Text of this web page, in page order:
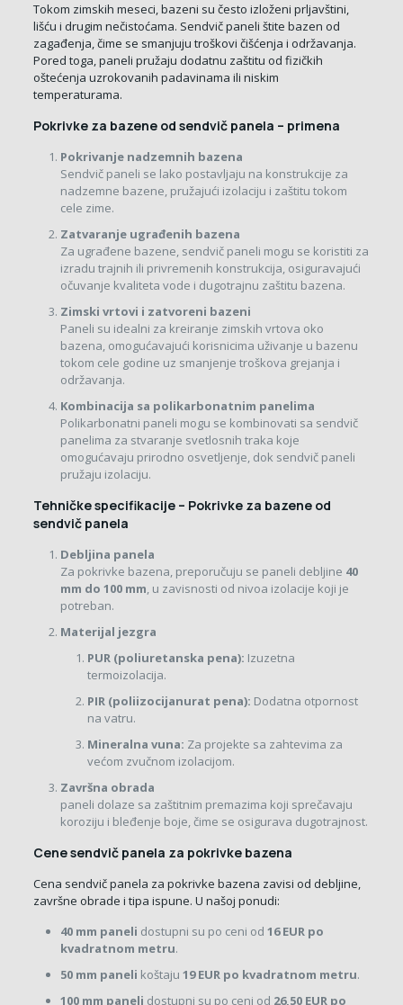
Tokom zimskih meseci, bazeni su često izloženi prljavštini,
lišću i drugim nečistoćama. Sendvič paneli štite bazen od
zagađenja, čime se smanjuju troškovi čišćenja i održavanja.
Pored toga, paneli pružaju dodatnu zaštitu od fizičkih
oštećenja uzrokovanih padavinama ili niskim
temperaturama.
Pokrivke za bazene od sendvič panela – primena
Pokrivanje nadzemnih bazena
Sendvič paneli se lako postavljaju na konstrukcije za
nadzemne bazene, pružajući izolaciju i zaštitu tokom
cele zime.
Zatvaranje ugrađenih bazena
Za ugrađene bazene, sendvič paneli mogu se koristiti za
izradu trajnih ili privremenih konstrukcija, osiguravajući
očuvanje kvaliteta vode i dugotrajnu zaštitu bazena.
Zimski vrtovi i zatvoreni bazeni
Paneli su idealni za kreiranje zimskih vrtova oko
bazena, omogućavajući korisnicima uživanje u bazenu
tokom cele godine uz smanjenje troškova grejanja i
održavanja.
Kombinacija sa polikarbonatnim panelima
Polikarbonatni paneli mogu se kombinovati sa sendvič
panelima za stvaranje svetlosnih traka koje
omogućavaju prirodno osvetljenje, dok sendvič paneli
pružaju izolaciju.
Tehničke specifikacije – Pokrivke za bazene od
sendvič panela
Debljina panela
Za pokrivke bazena, preporučuju se paneli debljine 40
mm do 100 mm, u zavisnosti od nivoa izolacije koji je
potreban.
Materijal jezgra
PUR (poliuretanska pena): Izuzetna
termoizolacija.
PIR (poliizocijanurat pena): Dodatna otpornost
na vatru.
Mineralna vuna: Za projekte sa zahtevima za
većom zvučnom izolacijom.
Završna obrada
paneli dolaze sa zaštitnim premazima koji sprečavaju
koroziju i bleđenje boje, čime se osigurava dugotrajnost.
Cene sendvič panela za pokrivke bazena
Cena sendvič panela za pokrivke bazena zavisi od debljine,
završne obrade i tipa ispune. U našoj ponudi:
40 mm paneli dostupni su po ceni od 16 EUR po
kvadratnom metru.
50 mm paneli koštaju 19 EUR po kvadratnom metru.
100 mm paneli dostupni su po ceni od 26,50 EUR po